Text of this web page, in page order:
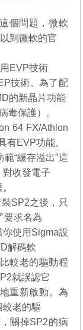
個問題，微軟
到微軟的官
EVP技術
技術。為了配
的新晶片功能
毒保護）。
64 FX/Athlon
有EVP功能。
“緩存溢出”這
收發電子
SP2之後，只
要求名為
你使用Sigma設
解碼軟
較老的驅動程
就誤認它
重新啟動。為
較老的驅
關掉SP2的病